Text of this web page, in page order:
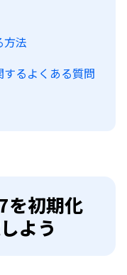
方法
るよくある質問
初期化
よう